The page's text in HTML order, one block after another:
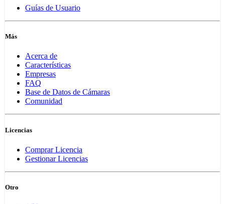
Guías de Usuario
Más
Acerca de
Características
Empresas
FAQ
Base de Datos de Cámaras
Comunidad
Licencias
Comprar Licencia
Gestionar Licencias
Otro